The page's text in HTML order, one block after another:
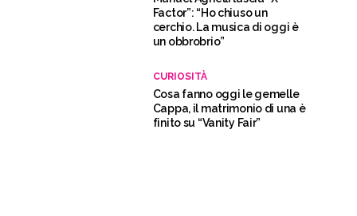
Factor”: “Ho chiuso un
cerchio. La musica di oggi è
un obbrobrio”
CURIOSITÀ
Cosa fanno oggi le gemelle
Cappa, il matrimonio di una è
finito su “Vanity Fair”